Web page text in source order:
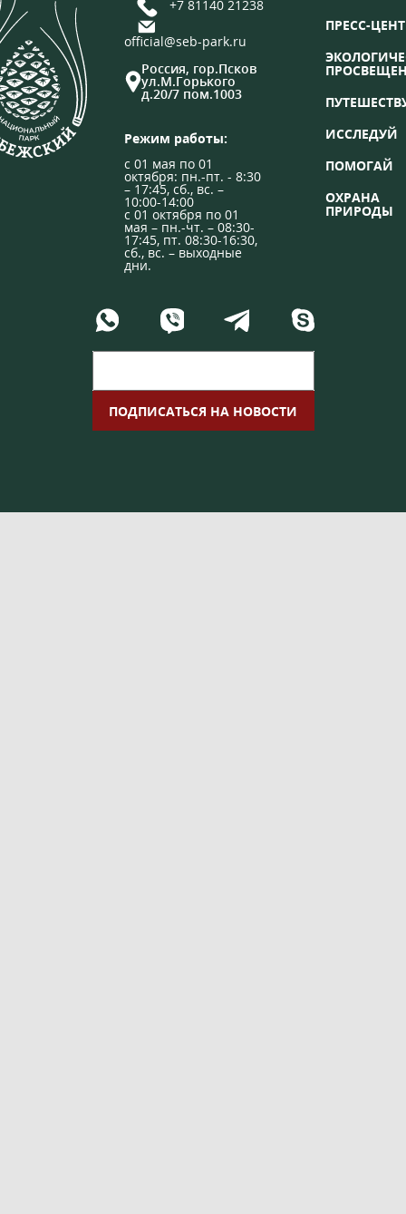
+7 81140 21238
official@seb-park.ru
Россия, гор.Псков
ул.М.Горького
д.20/7 пом.1003
Режим работы:
с 01 мая по 01
октября: пн.-пт. - 8:30
– 17:45, сб., вс. –
10:00-14:00
с 01 октября по 01
мая – пн.-чт. – 08:30-
17:45, пт. 08:30-16:30,
сб., вс. – выходные
дни.
ПРЕСС-
ИССЛЕДУЙ
ПОМОГАЙ
ОХРАНА
ПРИРОДЫ